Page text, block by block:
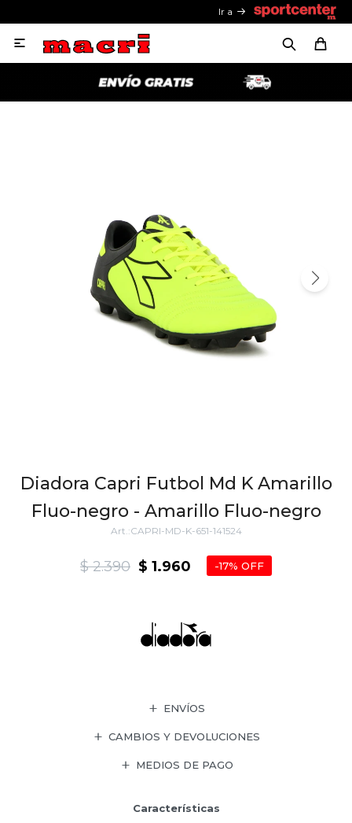
Ir a

Diadora Capri Futbol Md K Amarillo
Fluo-negro - Amarillo Fluo-negro
CAPRI-MD-K-651-141524
$ 1.960
$ 2.390 17
ENVÍOS
CAMBIOS Y DEVOLUCIONES
MEDIOS DE PAGO
Características